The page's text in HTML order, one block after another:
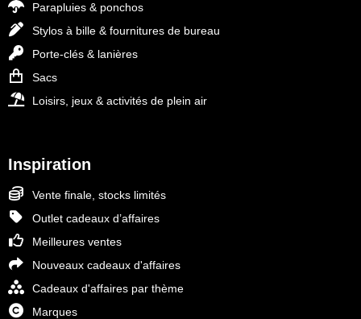
Parapluies & ponchos
Stylos à bille & fournitures de bureau
Porte-clés & lanières
Sacs
Loisirs, jeux & activités de plein air
Inspiration
Vente finale, stocks limités
Outlet cadeaux d’affaires
Meilleures ventes
Nouveaux cadeaux d'affaires
Cadeaux d'affaires par thème
Marques